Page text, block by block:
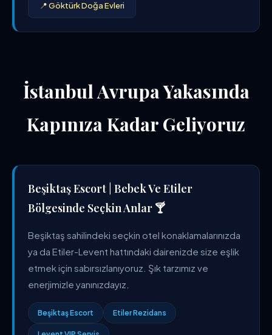
📍 Göktürk Doğa Evleri
İstanbul Avrupa Yakasında
Kapınıza Kadar Geliyoruz
Beşiktaş Escort | Bebek Ve Etiler
Bölgesinde Seçkin Anlar 🍸
Beşiktaş sahilindeki seçkin otel konaklamalarınızda
ya da Etiler-Levent hattındaki dairenizde size eşlik
etmek için sabırsızlanıyoruz. Şık tarzımız ve
enerjimizle yanınızdayız.
Beşiktaş Escort Etiler Rezidans